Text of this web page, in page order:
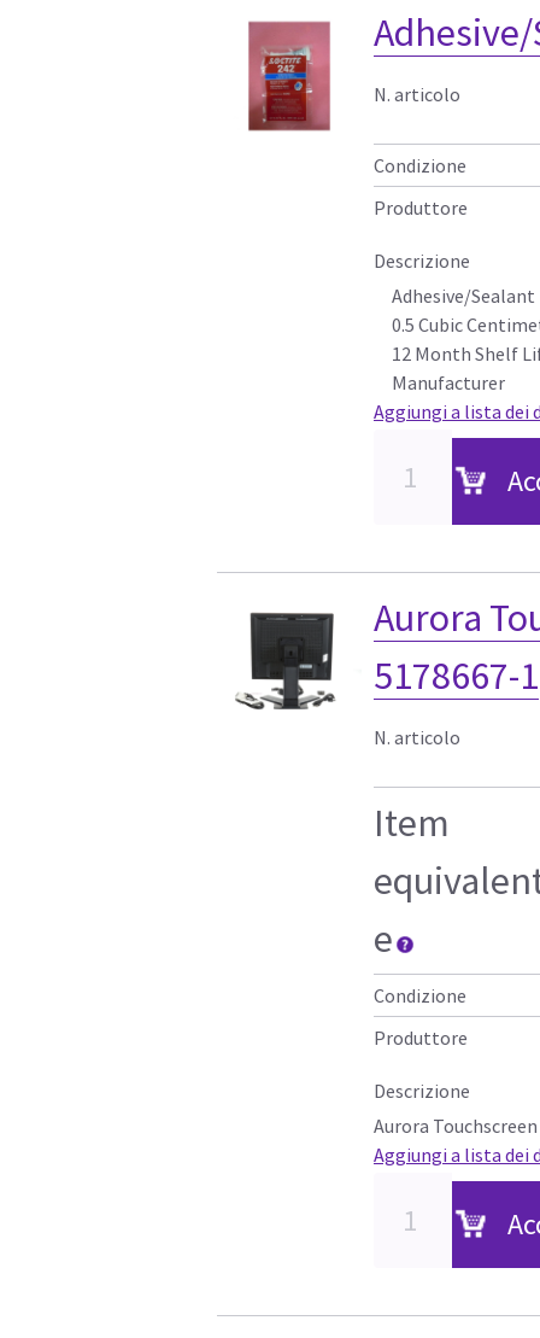
N. articolo
Condizione
Produttore
Descrizione
Adhesive/Sealant
0.5 Cubic
12 Month Shelf
Manufacturer
Aggiungi a lista dei
Aurora
5178667-1
N. articolo
Item
e
Condizione
Produttore
Descrizione
Aurora
Aggiungi a lista dei